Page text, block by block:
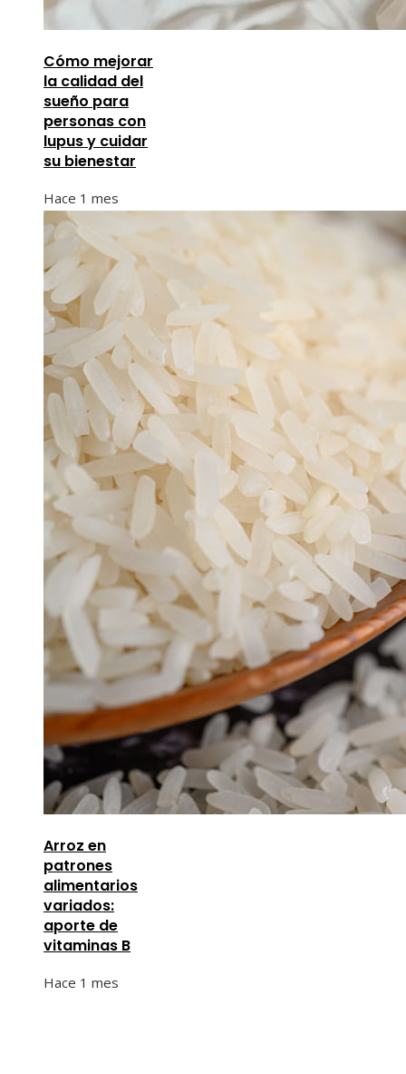
Cómo mejorar
la calidad del
sueño para
personas con
lupus y cuidar
su bienestar
Hace 1 mes
Arroz en
patrones
alimentarios
variados:
aporte de
vitaminas B
Hace 1 mes